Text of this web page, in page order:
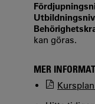
kan göras.
MER